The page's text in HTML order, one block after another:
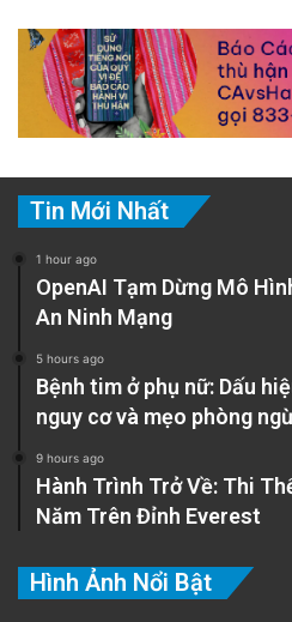
Tin Mới Nhất
1 hour ago
OpenAI Tạm Dừng Mô
An Ninh Mạng
5 hours ago
Bệnh tim ở phụ nữ: Dấu
nguy cơ và mẹo phòng
9 hours ago
Hành Trình Trở Về: Thi
Năm Trên Đỉnh Everest
Hình Ảnh Nổi Bật